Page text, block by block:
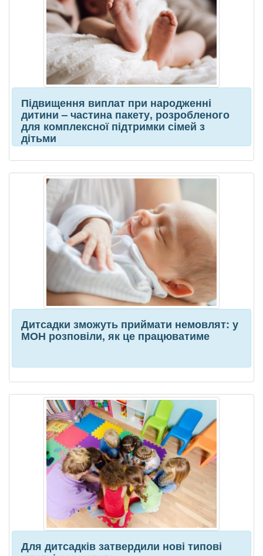
Підвищення виплат при народженні
дитини – частина пакету, розробленого
для комплексної підтримки сімей з
дітьми
Дитсадки зможуть приймати немовлят: у
МОН розповіли, як це працюватиме
Для дитсадків затвердили нові типові